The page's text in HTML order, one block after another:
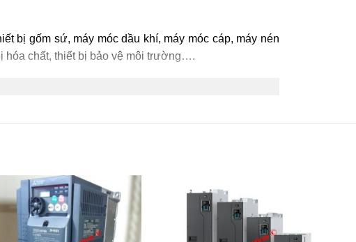
bị gốm sứ, máy móc dầu khí, máy móc cáp, máy nén
hóa chất, thiết bị bảo vệ môi trường….